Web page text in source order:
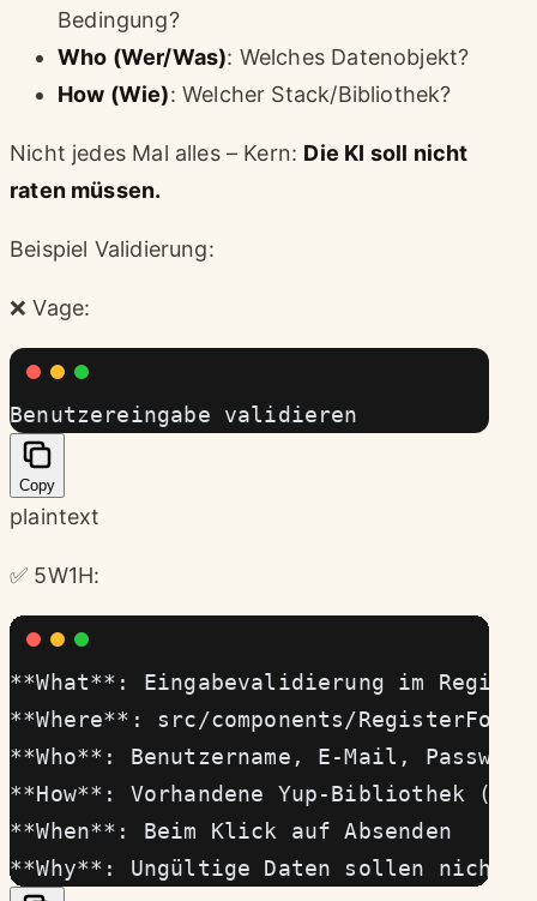
Bedingung?
Who (Wer/Was): Welches Datenobjekt?
How (Wie): Welcher Stack/Bibliothek?
Nicht jedes Mal alles – Kern: Die KI soll nicht
raten müssen.
Beispiel Validierung:
❌ Vage:
Benutzereingabe validieren
Copy
plaintext
✅ 5W1H:
**What**: Eingabevalidierung im
**Where**: src/components/
**Who**: Benutzername, E-Mail, Passwort
**How**: Vorhandene Yup-Bibliothek
**When**: Beim Klick auf Absenden
**Why**: Ungültige Daten sollen nicht